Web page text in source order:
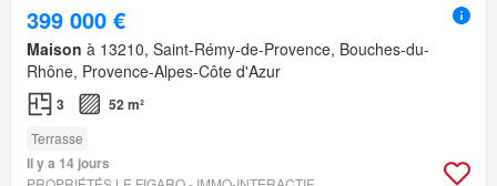
399 000 €
Maison à 13210, Saint-Rémy-de-Provence, Bouches-du-
Rhône, Provence-Alpes-Côte d'Azur
3 52 m²
Terrasse
Il y a 14 jours